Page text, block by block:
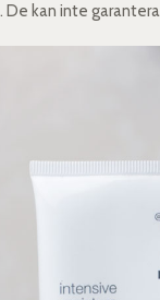
De kan inte